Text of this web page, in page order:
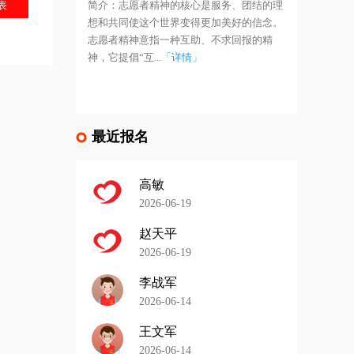
简介：志愿者精神的核心是服务、团结的理
想和共同使这个世界变得更加美好的信念。
志愿者精神意指一种互助、不求回报的精
神，它提倡“互... 「详情」
最近报名
高敏
2026-06-19
赵天平
2026-06-19
李战军
2026-06-14
王文军
2026-06-14